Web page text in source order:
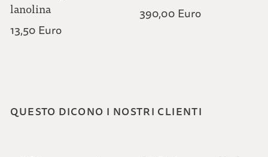
lanolina
13,50 Euro
390,00 Euro
QUESTO DICONO I NOSTRI CLIENTI